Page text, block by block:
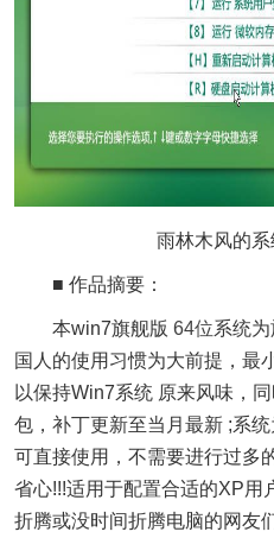
雨林木风的
■ 作品摘要：
本win7旗舰版 64位系统
国人的使用习惯为大前提，最
以保持Win7系统 原来风味，
包，补丁更新至当月最新 ;系
可直接使用，不需要进行过多
省心!!!适用于配置合适的XP用
折腾或没时间折腾电脑的网友